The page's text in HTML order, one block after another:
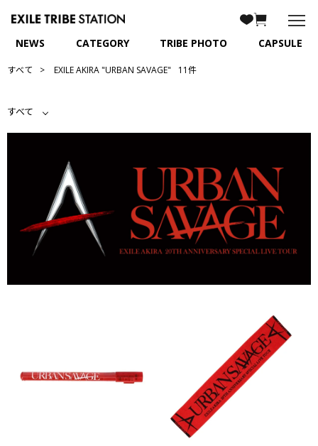
NEWS CATEGORY TRIBE PHOTO CAPSULE
すべて EXILE AKIRA "URBAN SAVAGE" 11件
すべて